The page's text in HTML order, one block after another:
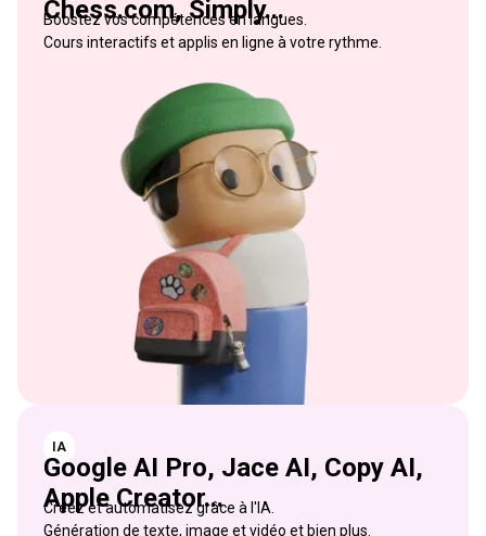
Chess.com, Simply...
Boostez vos compétences en langues.
Cours interactifs et applis en ligne à votre rythme.
IA
Google AI Pro, Jace AI, Copy AI,
Apple Creator...
Créez et automatisez grâce à l'IA.
Génération de texte, image et vidéo et bien plus.